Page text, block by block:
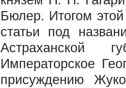
Бюлер. Итогом этой
статьи под
Астраханской
Императорское
присуждению